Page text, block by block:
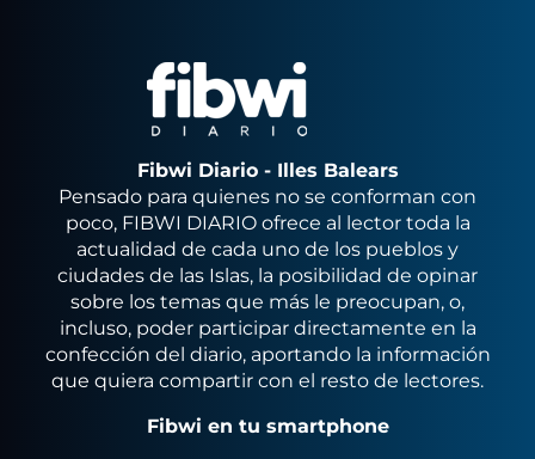
Fibwi Diario - Illes Balears
Pensado para quienes no se conforman con
poco, FIBWI DIARIO ofrece al lector toda la
actualidad de cada uno de los pueblos y
ciudades de las Islas, la posibilidad de opinar
sobre los temas que más le preocupan, o,
incluso, poder participar directamente en la
confección del diario, aportando la información
que quiera compartir con el resto de lectores.
Fibwi en tu smartphone